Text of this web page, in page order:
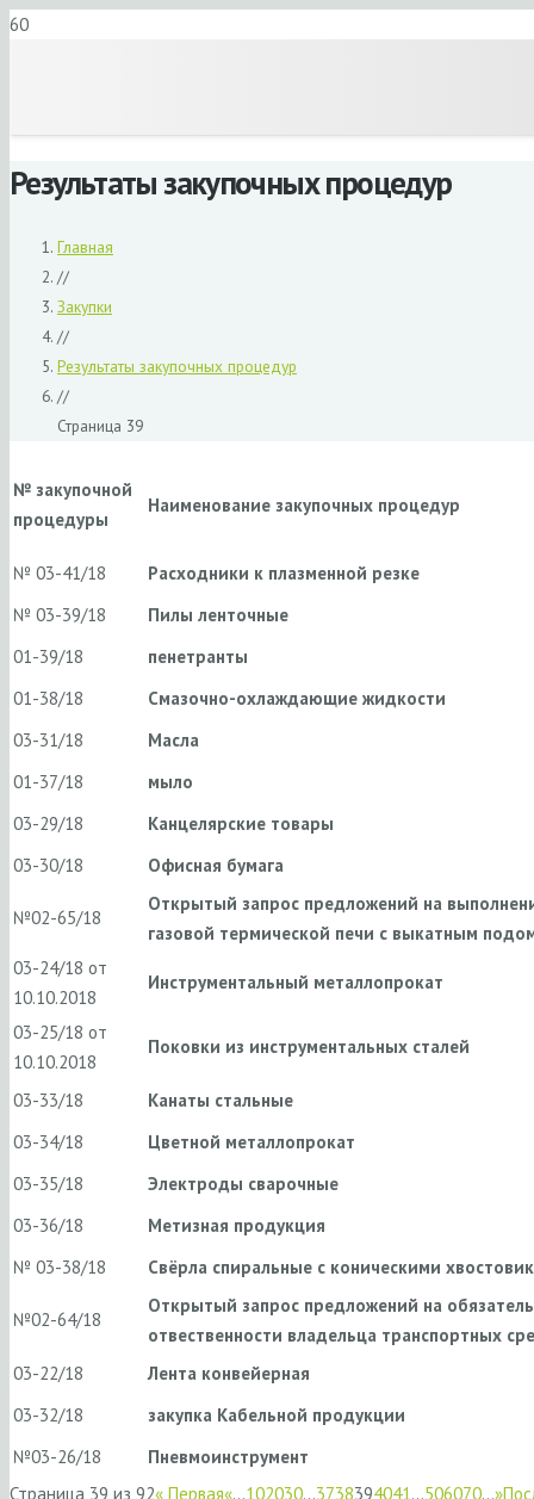
Результаты закупочных процедур
Главная
//
Закупки
//
Результаты закупочных процедур
//
Страница 39
№ закупочной
процедуры
Наименование закупочных процедур
№ 03-41/18
Расходники к плазменной резке
№ 03-39/18
Пилы ленточные
01-39/18
пенетранты
01-38/18
Смазочно-охлаждающие жидкости
03-31/18
Масла
01-37/18
мыло
03-29/18
Канцелярские товары
03-30/18
Офисная бумага
№02-65/18
Открытый запрос предложений на
газовой термической печи с выкатным
03-24/18 от
10.10.2018
Инструментальный металлопрокат
03-25/18 от
10.10.2018
Поковки из инструментальных сталей
03-33/18
Канаты стальные
03-34/18
Цветной металлопрокат
03-35/18
Электроды сварочные
03-36/18
Метизная продукция
№ 03-38/18
Свёрла спиральные с коническими
№02-64/18
Открытый запрос предложений на
отвественности владельца транспортных
03-22/18
Лента конвейерная
03-32/18
закупка Кабельной продукции
№03-26/18
Пневмоинструмент
Страница 39 из 92« Первая«...102030...3738394041...506070...»